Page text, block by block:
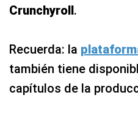
Crunchyroll .
Recuerda: la
también tiene
capítulos de la